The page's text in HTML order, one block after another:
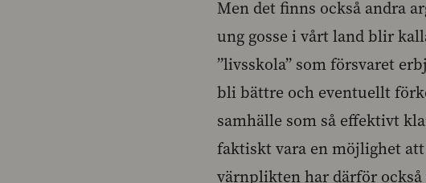
Men det finns också andra
ung gosse i vårt land blir
”livsskola” som försvaret
bli bättre och eventuellt
samhälle som så effektivt
faktiskt vara en möjlighet
värnplikten har därför